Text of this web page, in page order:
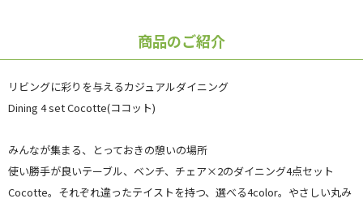
商品のご紹介
リビングに彩りを与えるカジュアルダイニング
Dining 4 set Cocotte(ココット)
みんなが集まる、とっておきの憩いの場所
使い勝手が良いテーブル、ベンチ、チェア×2のダイニング4点セット
Cocotte。それぞれ違ったテイストを持つ、選べる4color。やさしい丸み